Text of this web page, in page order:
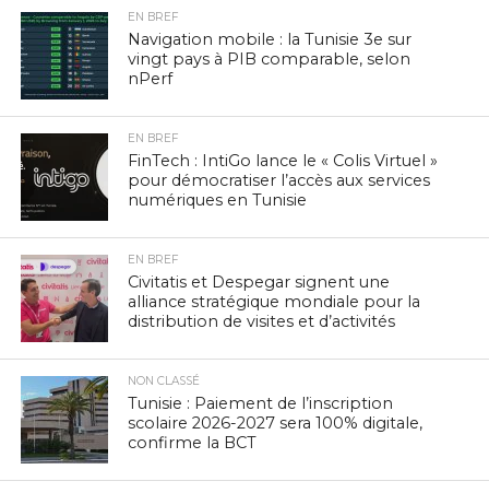
EN BREF
Navigation mobile : la Tunisie 3e sur
vingt pays à PIB comparable, selon
nPerf
EN BREF
FinTech : IntiGo lance le « Colis Virtuel »
pour démocratiser l’accès aux services
numériques en Tunisie
EN BREF
Civitatis et Despegar signent une
alliance stratégique mondiale pour la
distribution de visites et d’activités
NON CLASSÉ
Tunisie : Paiement de l’inscription
scolaire 2026-2027 sera 100% digitale,
confirme la BCT